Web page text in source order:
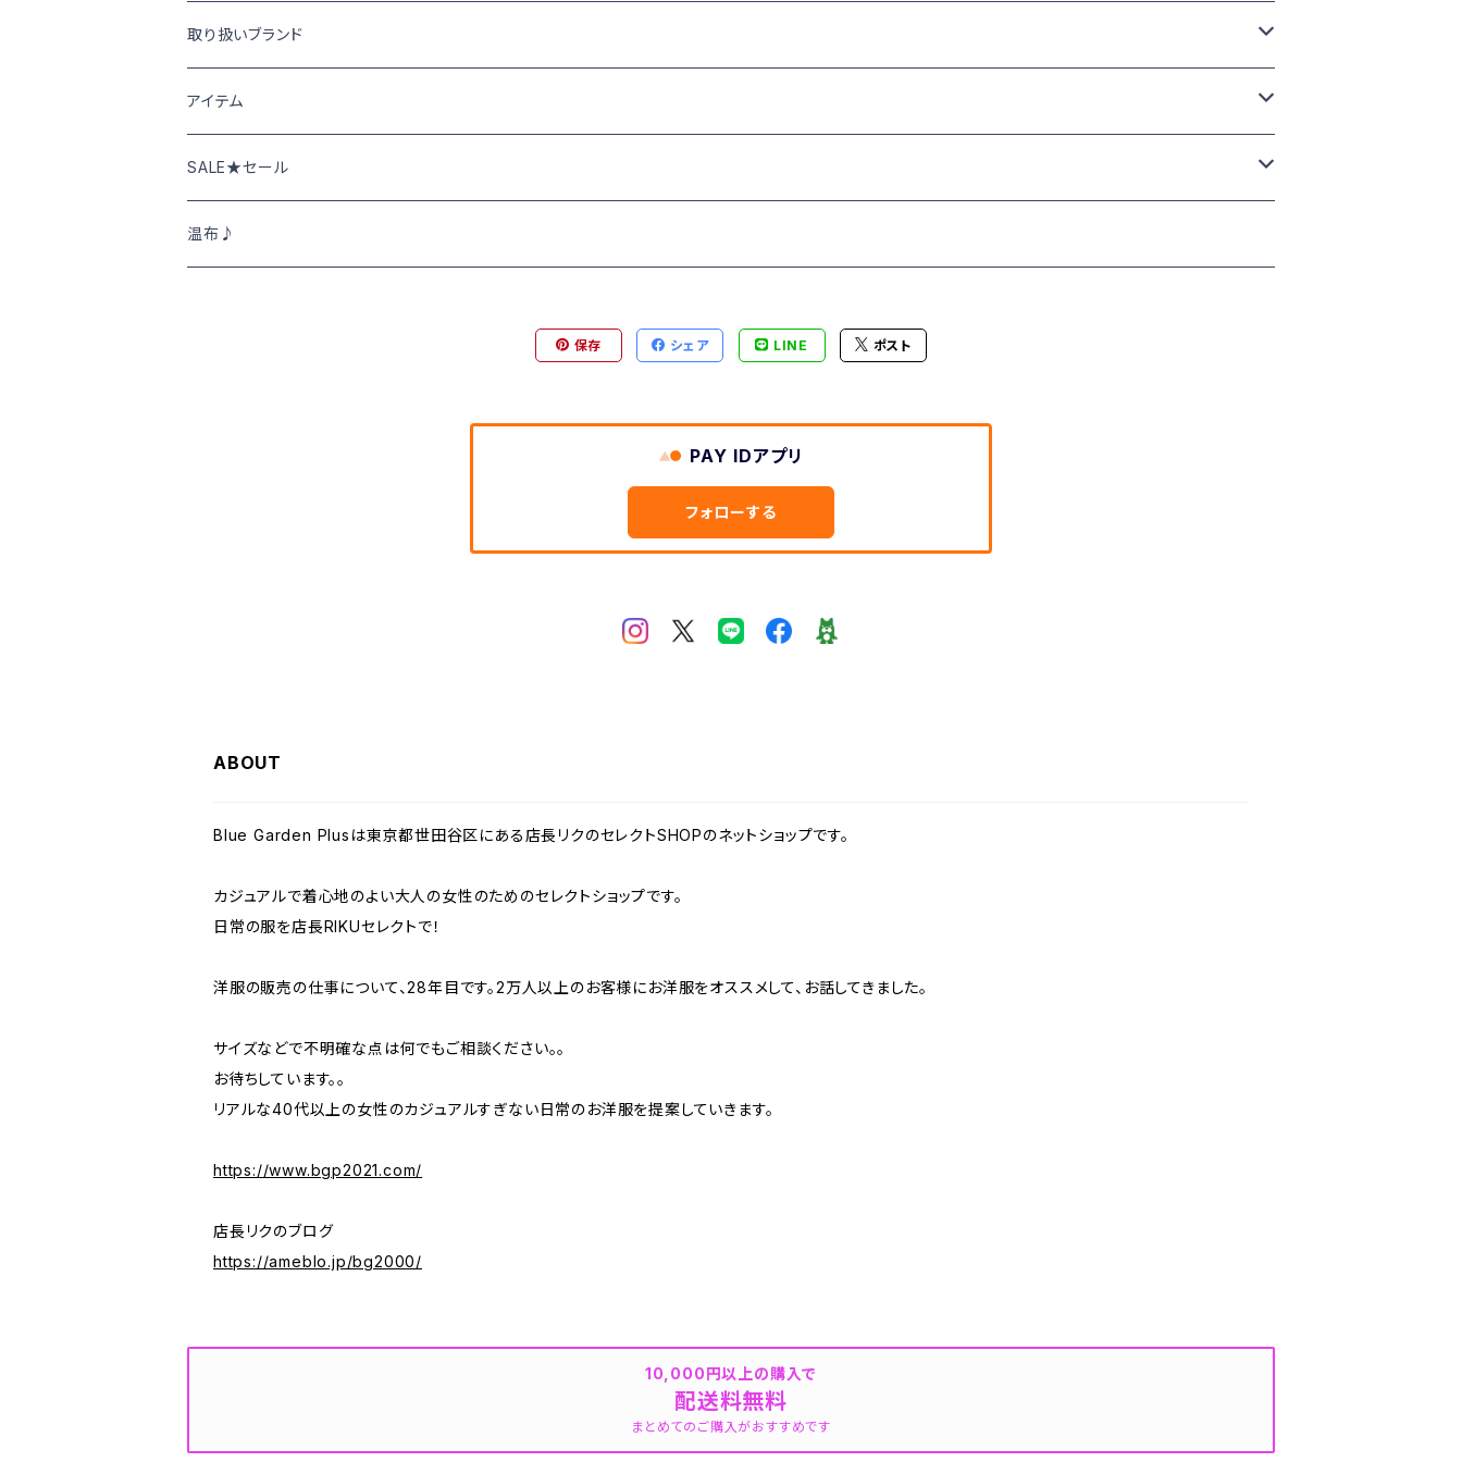
取り扱いブランド
Cafetty カフェッティ
Grin グリン
トップス
NATURAL LAUNDRY ナチュラルランドリー
アイテム
パンツ･スカート
ニット･アウター
SALE★セール
春夏物SALE
温布♪
保存 シェア LINE ポスト
PAY IDアプリ
フォローする
ABOUT
Blue Garden Plusは東京都世田谷区にある店長リクのセレクトSHOPのネットショップです。
カジュアルで着心地のよい大人の女性のためのセレクトショップです。
日常の服を店長RIKUセレクトで！
洋服の販売の仕事について、28年目です。2万人以上のお客様にお洋服をオススメして、お話してきました。
サイズなどで不明確な点は何でもご相談ください。。
お待ちしています。。
リアルな40代以上の女性のカジュアルすぎない日常のお洋服を提案していきます。
https://www.bgp2021.com/
店長リクのブログ
https://ameblo.jp/bg2000/
10,000円以上の購入で
配送料無料
まとめてのご購入がおすすめです